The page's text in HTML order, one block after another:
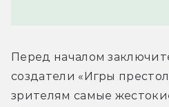
Перед началом
создатели «Игры
зрителям самые